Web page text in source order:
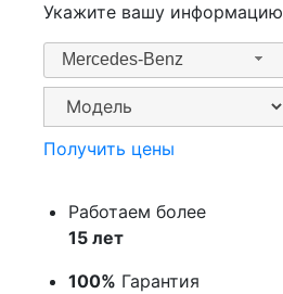
Укажите вашу информацию
Mercedes-Benz
Получить цены
Работаем более
15 лет
100% Гарантия